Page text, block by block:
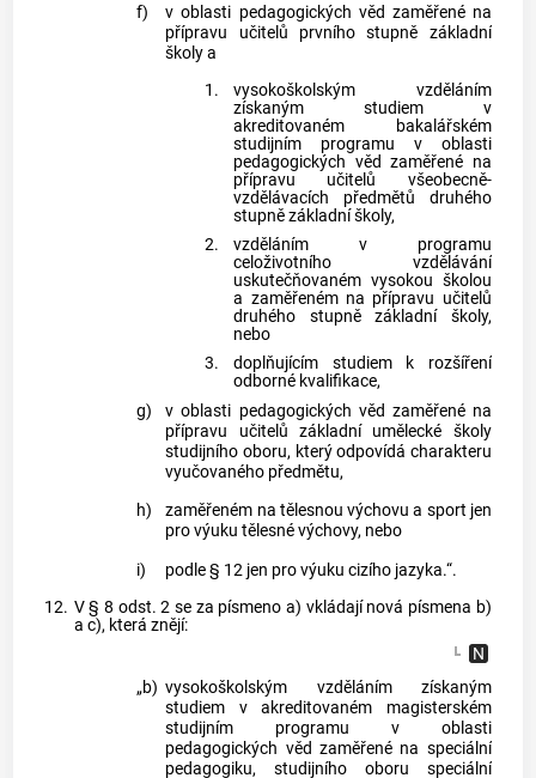
f)
v oblasti pedagogických věd zaměřené na
přípravu učitelů prvního stupně základní
školy a
1.
vysokoškolským vzděláním
získaným studiem v
akreditovaném bakalářském
studijním programu v oblasti
pedagogických věd zaměřené na
přípravu učitelů všeobecně-
vzdělávacích předmětů druhého
stupně základní školy,
2.
vzděláním v programu
celoživotního vzdělávání
uskutečňovaném vysokou školou
a zaměřeném na přípravu učitelů
druhého stupně základní školy,
nebo
3.
doplňujícím studiem k rozšíření
odborné kvalifikace,
g)
v oblasti pedagogických věd zaměřené na
přípravu učitelů základní umělecké školy
studijního oboru, který odpovídá charakteru
vyučovaného předmětu,
h)
zaměřeném na tělesnou výchovu a sport jen
pro výuku tělesné výchovy, nebo
i)
podle § 12 jen pro výuku cizího jazyka.“.
12. V § 8 odst. 2 se za písmeno a) vkládají nová písmena b)
a c), která znějí:
„b) vysokoškolským vzděláním získaným
studiem v akreditovaném magisterském
studijním programu v oblasti
pedagogických věd zaměřené na speciální
pedagogiku, studijního oboru speciální